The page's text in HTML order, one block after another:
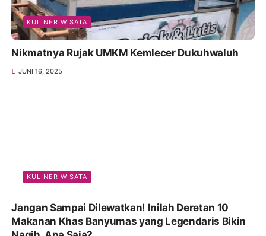
KULINER WISATA
Nikmatnya Rujak UMKM Kemlecer Dukuhwaluh
JUNI 16, 2025
KULINER WISATA
Jangan Sampai Dilewatkan! Inilah Deretan 10
Makanan Khas Banyumas yang Legendaris Bikin